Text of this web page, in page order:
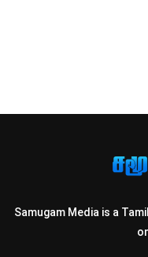
Samugam Media is a